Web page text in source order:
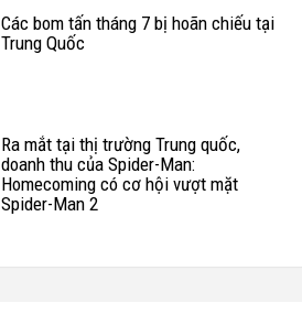
Các bom tấn tháng 7 bị hoãn chiếu tại
Trung Quốc
Ra mắt tại thị trường Trung quốc,
doanh thu của Spider-Man:
Homecoming có cơ hội vượt mặt
Spider-Man 2